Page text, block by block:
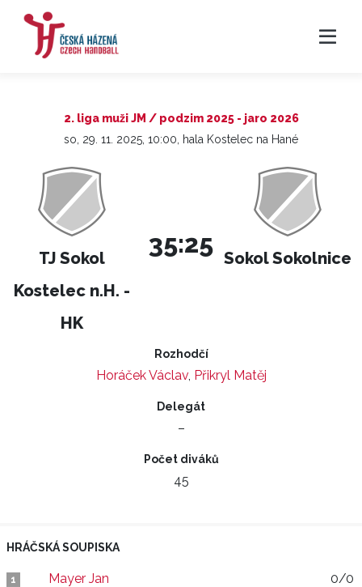
2. liga muži JM / podzim 2025 - jaro 2026
so, 29. 11. 2025, 10:00, hala Kostelec na Hané
TJ Sokol
Kostelec n.H. -
HK
35:25 Sokol Sokolnice
Rozhodčí
Horáček Václav, Přikryl Matěj
Delegát
–
Počet diváků
45
HRÁČSKÁ SOUPISKA
1 Mayer Jan 0/0